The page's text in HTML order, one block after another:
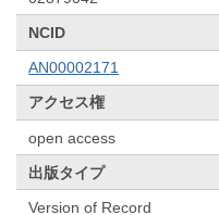
NCID
AN00002171
アクセス権
open access
出版タイプ
Version of Record